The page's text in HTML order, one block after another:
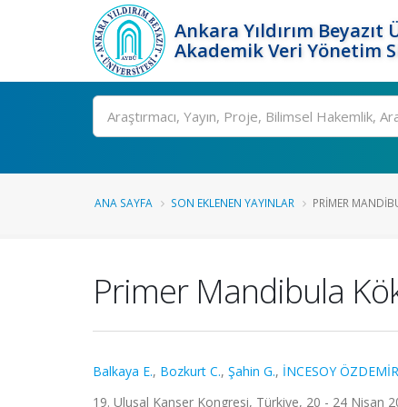
Ankara Yıldırım
Akademik Veri Yönetim
Ara
ANA SAYFA SON EKLENEN YAYINLAR PRIMER
Primer Mandibula
Balkaya E., Bozkurt C., Şahin G., İNCESOY
19. Ulusal Kanser Kongresi, Türkiye, 20 - 24 Nisan